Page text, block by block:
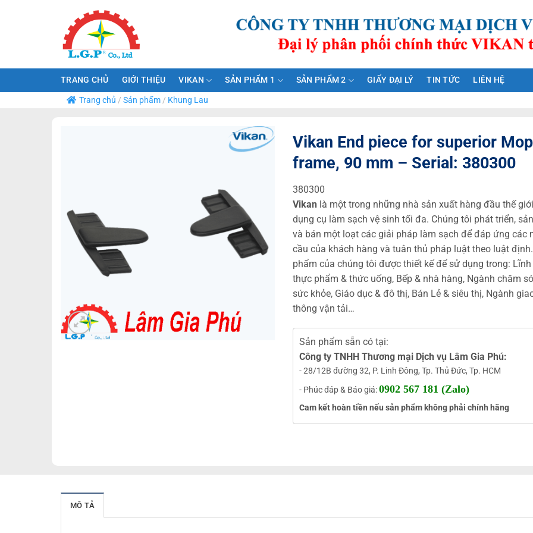
TRANG CHỦ GIỚI THIỆU VIKAN SẢN PHẨM 1 SẢN PHẨM 2 GIẤY ĐẠI LÝ TIN TỨC
LIÊN HỆ
Trang chủ / Sản phẩm/ Khung Lau
Vikan End piece for superior Mop
frame, 90 mm – Serial: 380300
380300
Vikan là một trong những nhà sản xuất hàng đầu thế
dụng cụ làm sạch vệ sinh tối đa. Chúng tôi phát triển,
và bán một loạt các giải pháp làm sạch để đáp ứng các
cầu của khách hàng và tuân thủ pháp luật theo luật
phẩm của chúng tôi được thiết kế để sử dụng trong:
thực phẩm & thức uống, Bếp & nhà hàng, Ngành chăm
sức khỏe, Giáo dục & đô thị, Bán Lẻ & siêu thị, Ngành
thông vận tải…
Sản phẩm sẵn có tại:
Công ty TNHH Thương mại Dịch vụ Lâm Gia Phú:
- 28/12B đường 32, P. Linh Đông, Tp. Thủ Đức, Tp. HCM
- Phúc đáp & Báo giá:0902 567 181 (Zalo)
Cam kết hoàn tiền nếu sản phẩm không phải chính hãng
MÔ TẢ